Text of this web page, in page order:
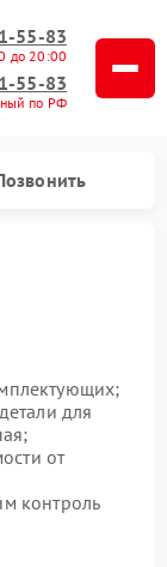
55-83
до 20:00
55-83
по РФ
для
от
контроль